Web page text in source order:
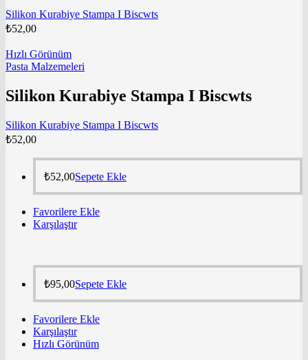
Silikon Kurabiye Stampa I Biscwts
₺52,00
Hızlı Görünüm
Pasta Malzemeleri
Silikon Kurabiye Stampa I Biscwts
Silikon Kurabiye Stampa I Biscwts
₺52,00
₺52,00Sepete Ekle
Favorilere Ekle
Karşılaştır
₺95,00Sepete Ekle
Favorilere Ekle
Karşılaştır
Hızlı Görünüm